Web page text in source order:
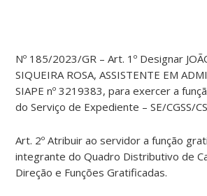
Nº 185/2023/GR – Art. 1º Designar
SIQUEIRA ROSA, ASSISTENTE EM
SIAPE nº 3219383, para exercer a
do Serviço de Expediente – SE/CGSS/
Art. 2º Atribuir ao servidor a função
integrante do Quadro Distributivo de
Direção e Funções Gratificadas.